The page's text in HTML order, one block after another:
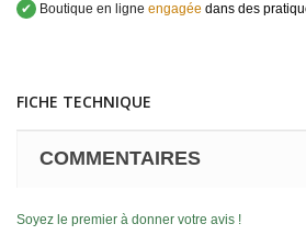
✔
Boutique en ligne engagée dans des
FICHE TECHNIQUE
COMMENTAIRES
Soyez le premier à donner votre avis !